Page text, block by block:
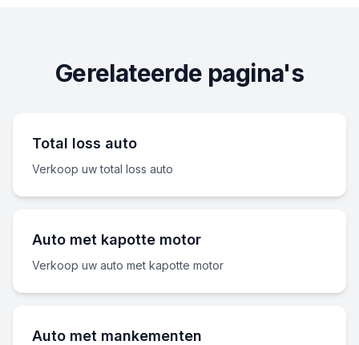
Gerelateerde pagina's
Total loss auto
Verkoop uw total loss auto
Auto met kapotte motor
Verkoop uw auto met kapotte motor
Auto met mankementen